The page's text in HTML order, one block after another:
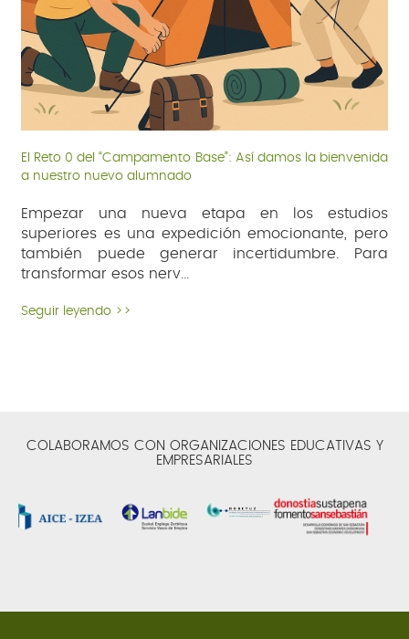
El Reto 0 del “Campamento Base”: Así damos la bienvenida
a nuestro nuevo alumnado
Empezar una nueva etapa en los estudios
superiores es una expedición emocionante, pero
también puede generar incertidumbre. Para
transformar esos nerv
Seguir leyendo
COLABORAMOS CON ORGANIZACIONES EDUCATIVAS Y
EMPRESARIALES